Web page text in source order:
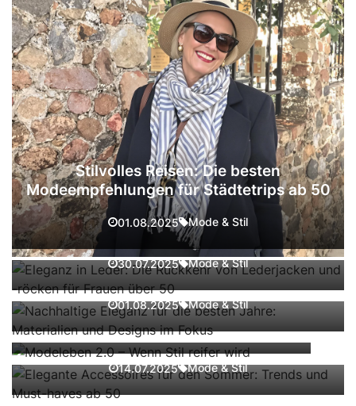
Stilvolles Reisen: Die besten
Modeempfehlungen für Städtetrips ab 50
01.08.2025 Mode & Stil
Eleganz in Leder: Die Rückkehr von
Lederjacken und -röcken für Frauen über
50
30.07.2025 Mode & Stil
Nachhaltige Eleganz für die besten Jahre:
Materialien und Designs im Fokus
01.08.2025 Mode & Stil
Modeleben 2.0 – Wenn Stil reifer wird
27.03.2025 Mode & Stil
Elegante Accessoires für den Sommer:
Trends und Must-haves ab 50
14.07.2025 Mode & Stil
Frischer Wind für den Kleiderschrank:
Modetipps für die Übergangszeit